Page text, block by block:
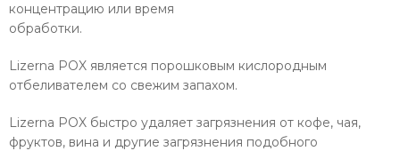
концентрацию или время
обработки.
Lizerna POX является порошковым кислородным
отбеливателем со свежим запахом.
Lizerna POX быстро удаляет загрязнения от кофе, чая,
фруктов, вина и другие загрязнения подобного